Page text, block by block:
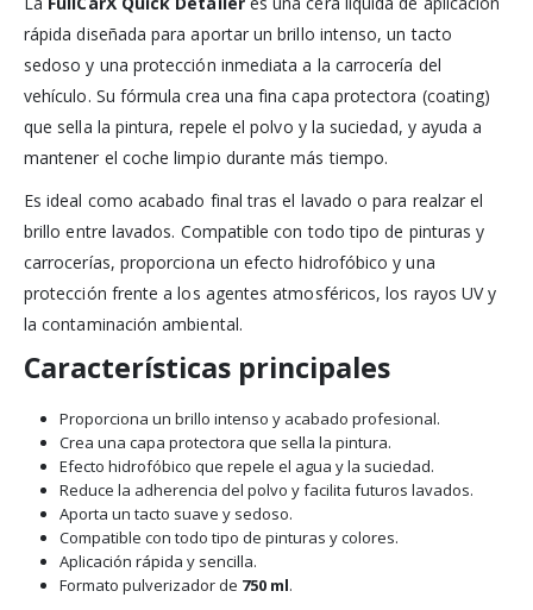
rápida diseñada para aportar un brillo intenso, un tacto
sedoso y una protección inmediata a la carrocería del
vehículo. Su fórmula crea una fina capa protectora (coating)
que sella la pintura, repele el polvo y la suciedad, y ayuda a
mantener el coche limpio durante más tiempo.
Es ideal como acabado final tras el lavado o para realzar el
brillo entre lavados. Compatible con todo tipo de pinturas y
carrocerías, proporciona un efecto hidrofóbico y una
protección frente a los agentes atmosféricos, los rayos UV y
la contaminación ambiental.
Características principales
Proporciona un brillo intenso y acabado profesional.
Crea una capa protectora que sella la pintura.
Efecto hidrofóbico que repele el agua y la suciedad.
Reduce la adherencia del polvo y facilita futuros lavados.
Aporta un tacto suave y sedoso.
Compatible con todo tipo de pinturas y colores.
Aplicación rápida y sencilla.
Formato pulverizador de 750 ml.